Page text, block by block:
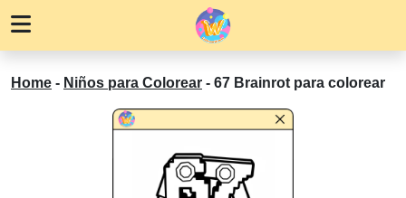
Home - Niños para Colorear - 67 Brainrot para colorear